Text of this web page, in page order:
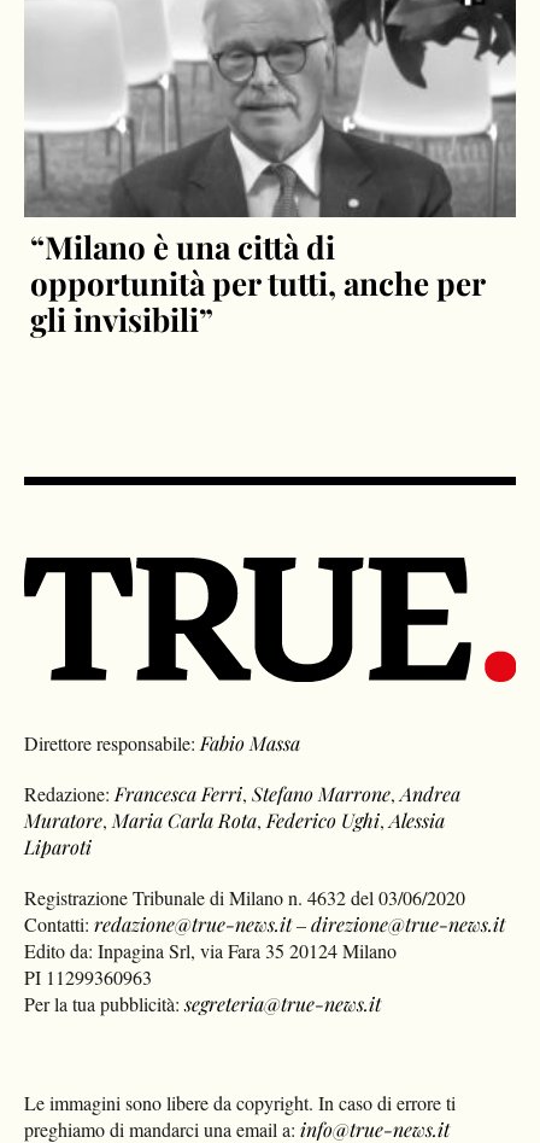
“Milano è una città di
opportunità per tutti, anche per
gli invisibili”
Direttore responsabile: Fabio Massa
Redazione: Francesca Ferri Stefano Marrone Andrea
Muratore Maria Carla Rota Federico Ughi Alessia
Liparoti
Registrazione Tribunale di Milano n. 4632 del 03/06/2020
Contatti:redazione@true-news.it–direzione@true-news.it
Edito da: Inpagina Srl, via Fara 35 20124 Milano
PI 11299360963
Per la tua pubblicità: segreteria@true-news.it
Le immagini sono libere da copyright. In caso di errore ti
preghiamo di mandarci una email a: info@true-news.it